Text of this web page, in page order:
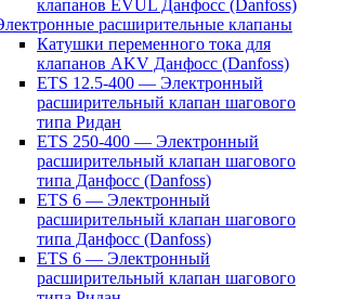
клапанов EVUL Данфосс (Danfoss)
расширительные клапаны
Катушки переменного тока для
клапанов AKV Данфосс (Danfoss)
ETS 12.5-400 — Электронный
расширительный клапан шагового
типа Ридан
ETS 250-400 — Электронный
расширительный клапан шагового
типа Данфосс (Danfoss)
ETS 6 — Электронный
расширительный клапан шагового
типа Данфосс (Danfoss)
ETS 6 — Электронный
расширительный клапан шагового